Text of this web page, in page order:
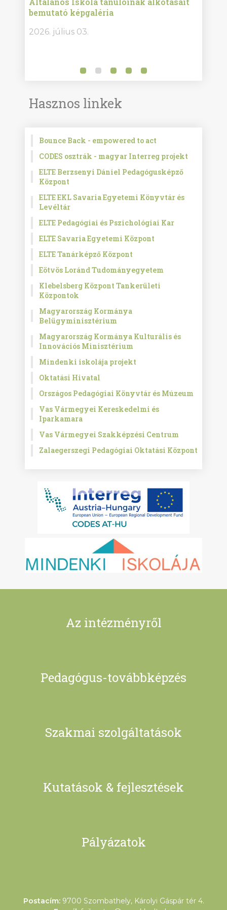
bemutató képgaléria
2026. július 03.
Hasznos linkek
Bounce Back - empowered to act
CODES osztrák - magyar Interreg projekt
ELTE Berzsenyi Dániel Pedagógusképző
Központ
ELTE EKL Savaria Egyetemi Könyvtár és
Levéltár
ELTE Pedagógiai és Pszichológiai Kar
ELTE Savaria Egyetemi Központ
ELTE Tanárképző Központ
Eötvös Loránd Tudományegyetem
Klebelsberg Központ Tankerületi
Központok
Magyarország Kormánya
Belügyminisztérium
Magyarország Kormánya Kulturális és
Innovációs Minisztérium
Mindenki iskolája projekt
Oktatási Hivatal
Országos Pedagógiai Könyvtár és Múzeum
Vas Vármegyei Kereskedelmi és
Iparkamara
Vas Vármegyei Szakképzési Centrum
Zalaegerszegi Pedagógiai Oktatási Központ
Az intézményről
Pedagógus-továbbképzés
Szakmai szolgáltatások
Kutatások & fejlesztések
Pályázatok
Postacím: 9700 Szombathely, Károlyi Gáspár tér 4.